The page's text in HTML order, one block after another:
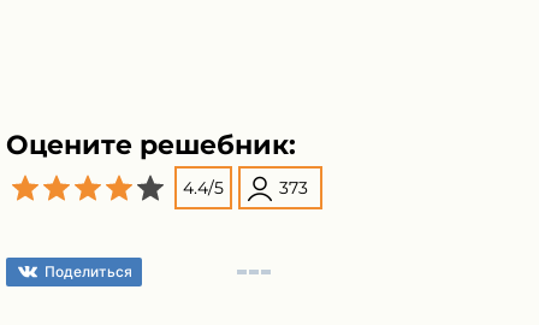
Оцените решебник:
4.4/5 373
Поделиться